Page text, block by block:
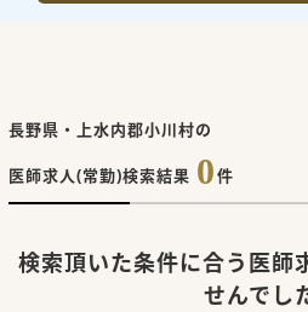
長野県・上水内郡小川村の
医師求人(常勤)検索結果 0件
検索頂いた条件に合う医師
せんでし